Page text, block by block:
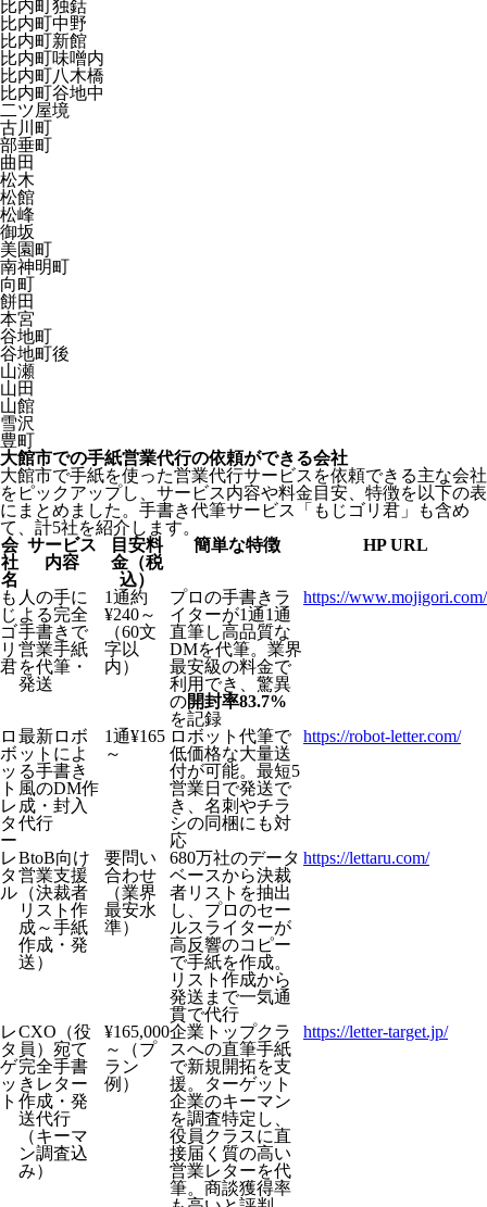
比内町独鈷
比内町中野
比内町新館
比内町味噌内
比内町八木橋
比内町谷地中
二ツ屋境
古川町
部垂町
曲田
松木
松館
松峰
御坂
美園町
南神明町
向町
餅田
本宮
谷地町
谷地町後
山瀬
山田
山館
雪沢
豊町
大館市での手紙営業代行の依頼ができる会社
大館市で手紙を使った営業代行サービスを依頼できる主な会社
をピックアップし、サービス内容や料金目安、特徴を以下の表
にまとめました。手書き代筆サービス「もじゴリ君」も含め
て、計5社を紹介します。
会
社
名
サービス
内容
目安料
金（税
込）
簡単な特徴 HP URL
も
じ
ゴ
リ
君
人の手に
よる完全
手書きで
営業手紙
を代筆・
発送
1通約
¥240～
（60文
字以
内）
プロの手書きラ
イターが1通1通
直筆し高品質な
DMを代筆。業界
最安級の料金で
利用でき、驚異
の開封率83.7%
を記録
https://www.mojigori.com/
ロ
ボ
ッ
ト
レ
タ
ー
最新ロボ
ットによ
る手書き
風のDM作
成・封入
代行
1通¥165
～
ロボット代筆で
低価格な大量送
付が可能。最短5
営業日で発送で
き、名刺やチラ
シの同梱にも対
応
https://robot-letter.com/
レ
タ
ル
BtoB向け
営業支援
（決裁者
リスト作
成～手紙
作成・発
送）
要問い
合わせ
（業界
最安水
準）
680万社のデータ
ベースから決裁
者リストを抽出
し、プロのセー
ルスライターが
高反響のコピー
で手紙を作成。
リスト作成から
発送まで一気通
貫で代行
https://lettaru.com/
レ
タ
ゲ
ッ
ト
CXO（役
員）宛て
完全手書
きレター
作成・発
送代行
（キーマ
ン調査込
み）
¥165,000
～（プ
ラン
例）
企業トップクラ
スへの直筆手紙
で新規開拓を支
援。ターゲット
企業のキーマン
を調査特定し、
役員クラスに直
接届く質の高い
営業レターを代
筆。商談獲得率
https://letter-target.jp/